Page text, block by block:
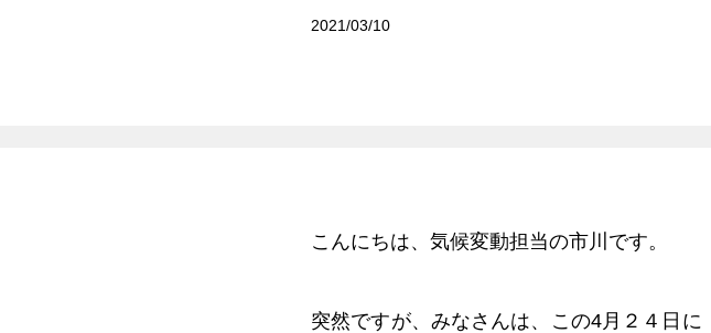
2021/03/10
こんにちは、気候変動担当の市川です。
突然ですが、みなさんは、この4月２４日